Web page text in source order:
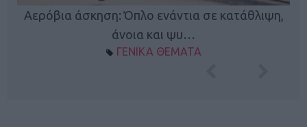
Αερόβια άσκηση: Όπλο ενάντια σε κατάθλιψη,
άνοια και ψυ…
ΓΕΝΙΚΑ ΘΕΜΑΤΑ